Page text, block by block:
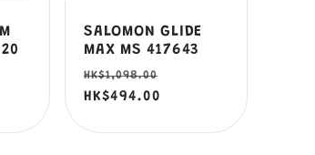
SALOMON GLIDE
MAX MS 417643
定
價
HK$1,098.00
HK$494.00